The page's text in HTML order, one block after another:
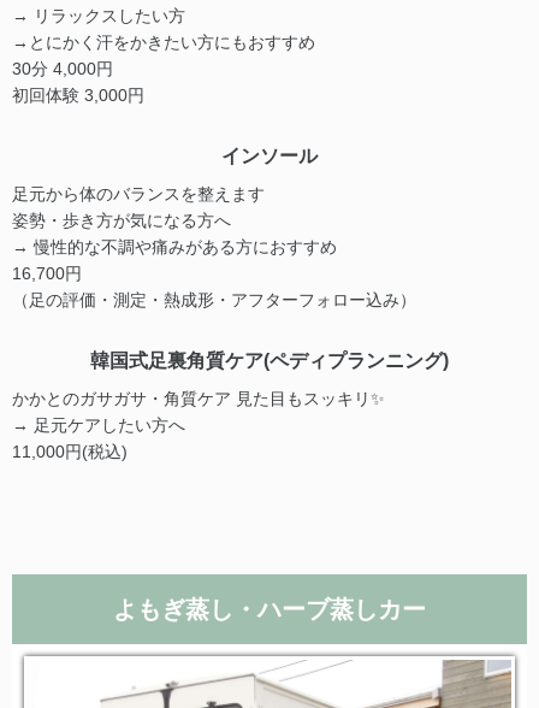
→ リラックスしたい方
→とにかく汗をかきたい方にもおすすめ
30分 4,000円
初回体験 3,000円
インソール
足元から体のバランスを整えます
姿勢・歩き方が気になる方へ
→ 慢性的な不調や痛みがある方におすすめ
16,700円
（足の評価・測定・熱成形・アフターフォロー込み）
韓国式足裏角質ケア(ペディプランニング)
かかとのガサガサ・角質ケア 見た目もスッキリ✨
→ 足元ケアしたい方へ
11,000円(税込)
よもぎ蒸し・ハーブ蒸しカー